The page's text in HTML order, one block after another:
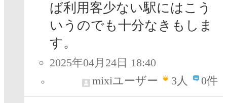
ば利用客少ない駅にはこう
いうのでも十分なきもしま
す。
2025年04月24日 18:40
mixiユーザー
3人 0件